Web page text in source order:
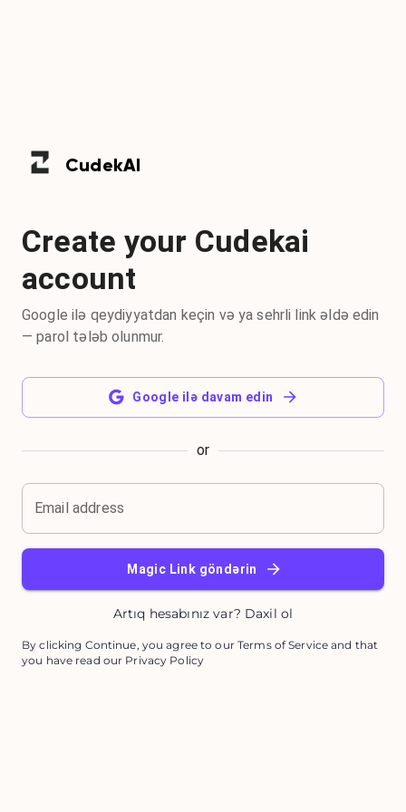
CudekAI
Create your Cudekai
account
Google ilə qeydiyyatdan keçin və ya sehrli link əldə edin
— parol tələb olunmur.
Google ilə davam edin
or
Email address
Magic Link göndərin
Artıq hesabınız var? Daxil ol
By clicking Continue, you agree to our Terms of Service and that
you have read our Privacy Policy